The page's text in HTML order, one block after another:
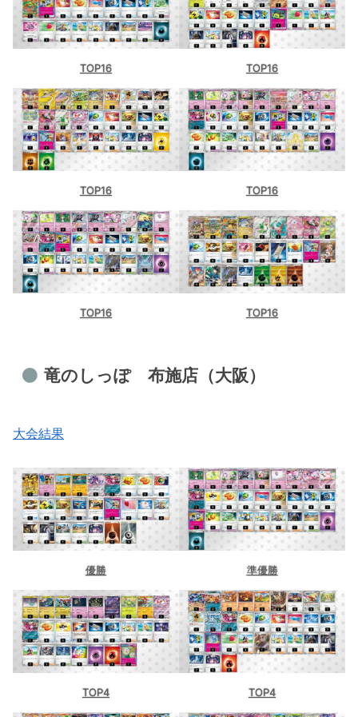
TOP16 TOP16
TOP16 TOP16
TOP16 TOP16
竜のしっぽ 布施店（大阪）
大会結果
優勝 準優勝
TOP4 TOP4